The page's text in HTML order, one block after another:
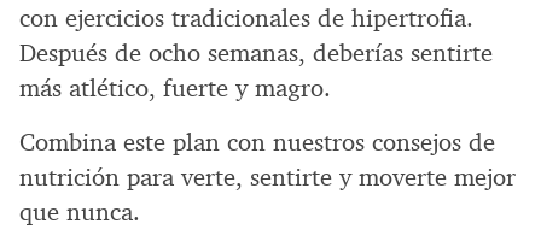
con ejercicios tradicionales de hipertrofia.
Después de ocho semanas, deberías sentirte
más atlético, fuerte y magro.
Combina este plan con nuestros consejos de
nutrición para verte, sentirte y moverte mejor
que nunca.